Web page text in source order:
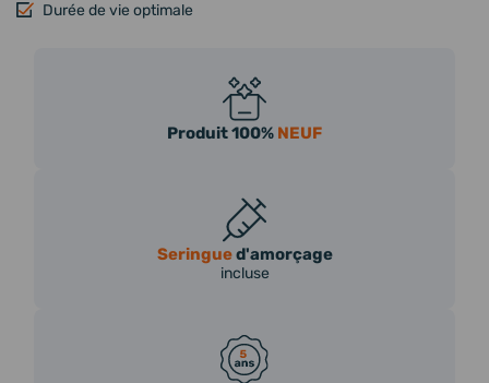
Durée de vie optimale
Produit 100% NEUF
Seringued'amorçage
incluse